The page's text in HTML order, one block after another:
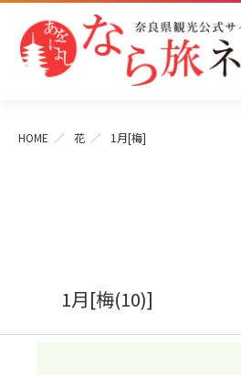
HOME 花 1月[梅]
1月[梅(10)]